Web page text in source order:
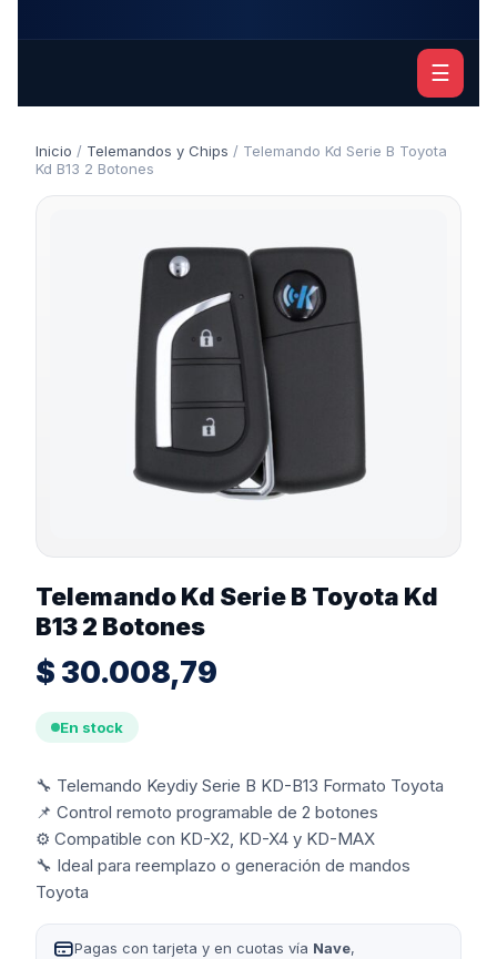
☰
Inicio / Telemandos y Chips / Telemando Kd Serie B Toyota
Kd B13 2 Botones
Telemando Kd Serie B Toyota Kd
B13 2 Botones
$ 30.008,79
En stock
🔧 Telemando Keydiy Serie B KD-B13 Formato Toyota
📌 Control remoto programable de 2 botones
⚙️ Compatible con KD-X2, KD-X4 y KD-MAX
🔧 Ideal para reemplazo o generación de mandos
Toyota
Pagas con tarjeta y en cuotas vía Nave,